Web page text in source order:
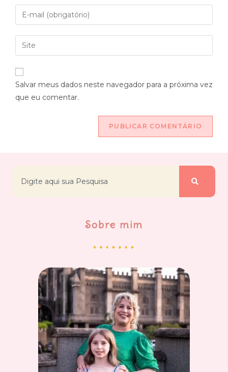
Salvar meus dados neste navegador para a próxima vez
que eu comentar.
Sobre mim